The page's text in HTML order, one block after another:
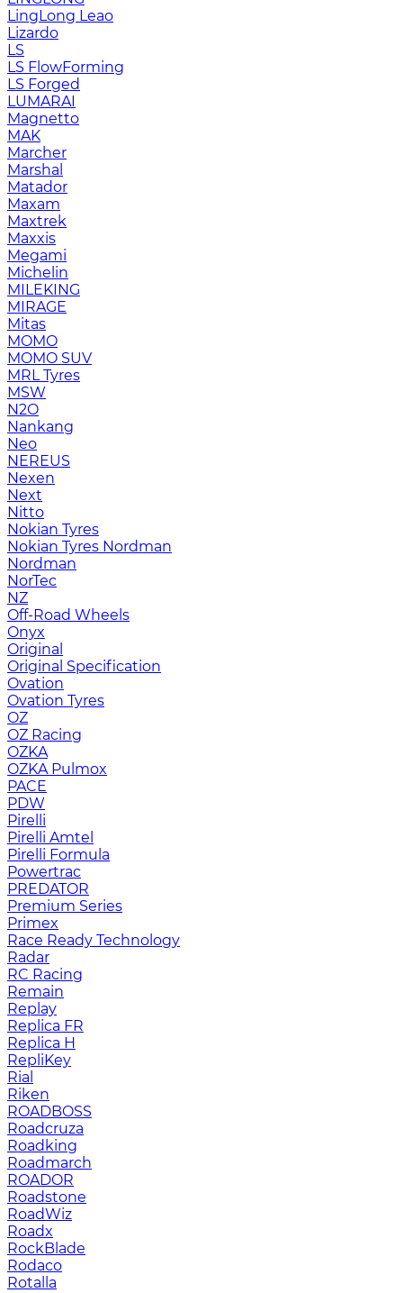
LingLong Leao
Lizardo
LS
LS FlowForming
LS Forged
LUMARAI
Magnetto
MAK
Marcher
Marshal
Matador
Maxam
Maxtrek
Maxxis
Megami
Michelin
MILEKING
MIRAGE
Mitas
MOMO
MOMO SUV
MRL Tyres
MSW
N2O
Nankang
Neo
NEREUS
Nexen
Next
Nitto
Nokian Tyres
Nokian Tyres Nordman
Nordman
NorTec
NZ
Off-Road Wheels
Onyx
Original
Original Specification
Ovation
Ovation Tyres
OZ
OZ Racing
OZKA
OZKA Pulmox
PACE
PDW
Pirelli
Pirelli Amtel
Pirelli Formula
Powertrac
PREDATOR
Premium Series
Primex
Race Ready Technology
Radar
RC Racing
Remain
Replay
Replica FR
Replica H
RepliKey
Rial
Riken
ROADBOSS
Roadcruza
Roadking
Roadmarch
ROADOR
Roadstone
RoadWiz
Roadx
RockBlade
Rodaco
Rotalla